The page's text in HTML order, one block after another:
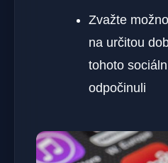
Zvažte
na určitou
tohoto
odpočinuli